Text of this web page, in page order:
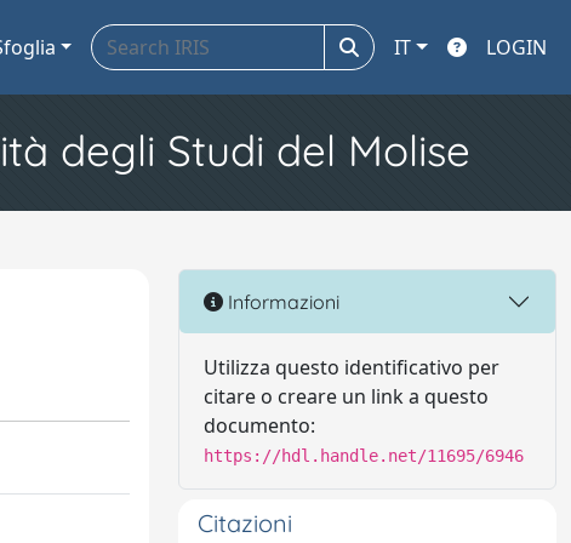
IT LOGIN
degli Studi del Molise
Informazioni
Utilizza questo identificativo per
citare o creare un link a questo
documento:
https://hdl.handle.net/11695/6946
Citazioni